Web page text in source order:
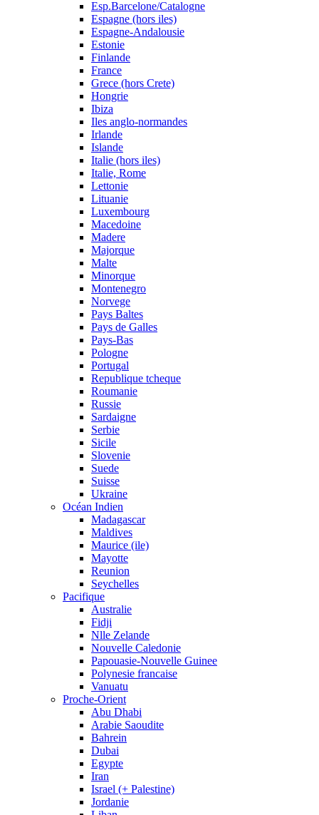
Esp.Barcelone/Catalogne
Espagne (hors iles)
Espagne-Andalousie
Estonie
Finlande
France
Grece (hors Crete)
Hongrie
Ibiza
Iles anglo-normandes
Irlande
Islande
Italie (hors iles)
Italie, Rome
Lettonie
Lituanie
Luxembourg
Macedoine
Madere
Majorque
Malte
Minorque
Montenegro
Norvege
Pays Baltes
Pays de Galles
Pays-Bas
Pologne
Portugal
Republique tcheque
Roumanie
Russie
Sardaigne
Serbie
Sicile
Slovenie
Suede
Suisse
Ukraine
Océan Indien
Madagascar
Maldives
Maurice (ile)
Mayotte
Reunion
Seychelles
Pacifique
Australie
Fidji
Nlle Zelande
Nouvelle Caledonie
Papouasie-Nouvelle Guinee
Polynesie francaise
Vanuatu
Proche-Orient
Abu Dhabi
Arabie Saoudite
Bahrein
Dubai
Egypte
Iran
Israel (+ Palestine)
Jordanie